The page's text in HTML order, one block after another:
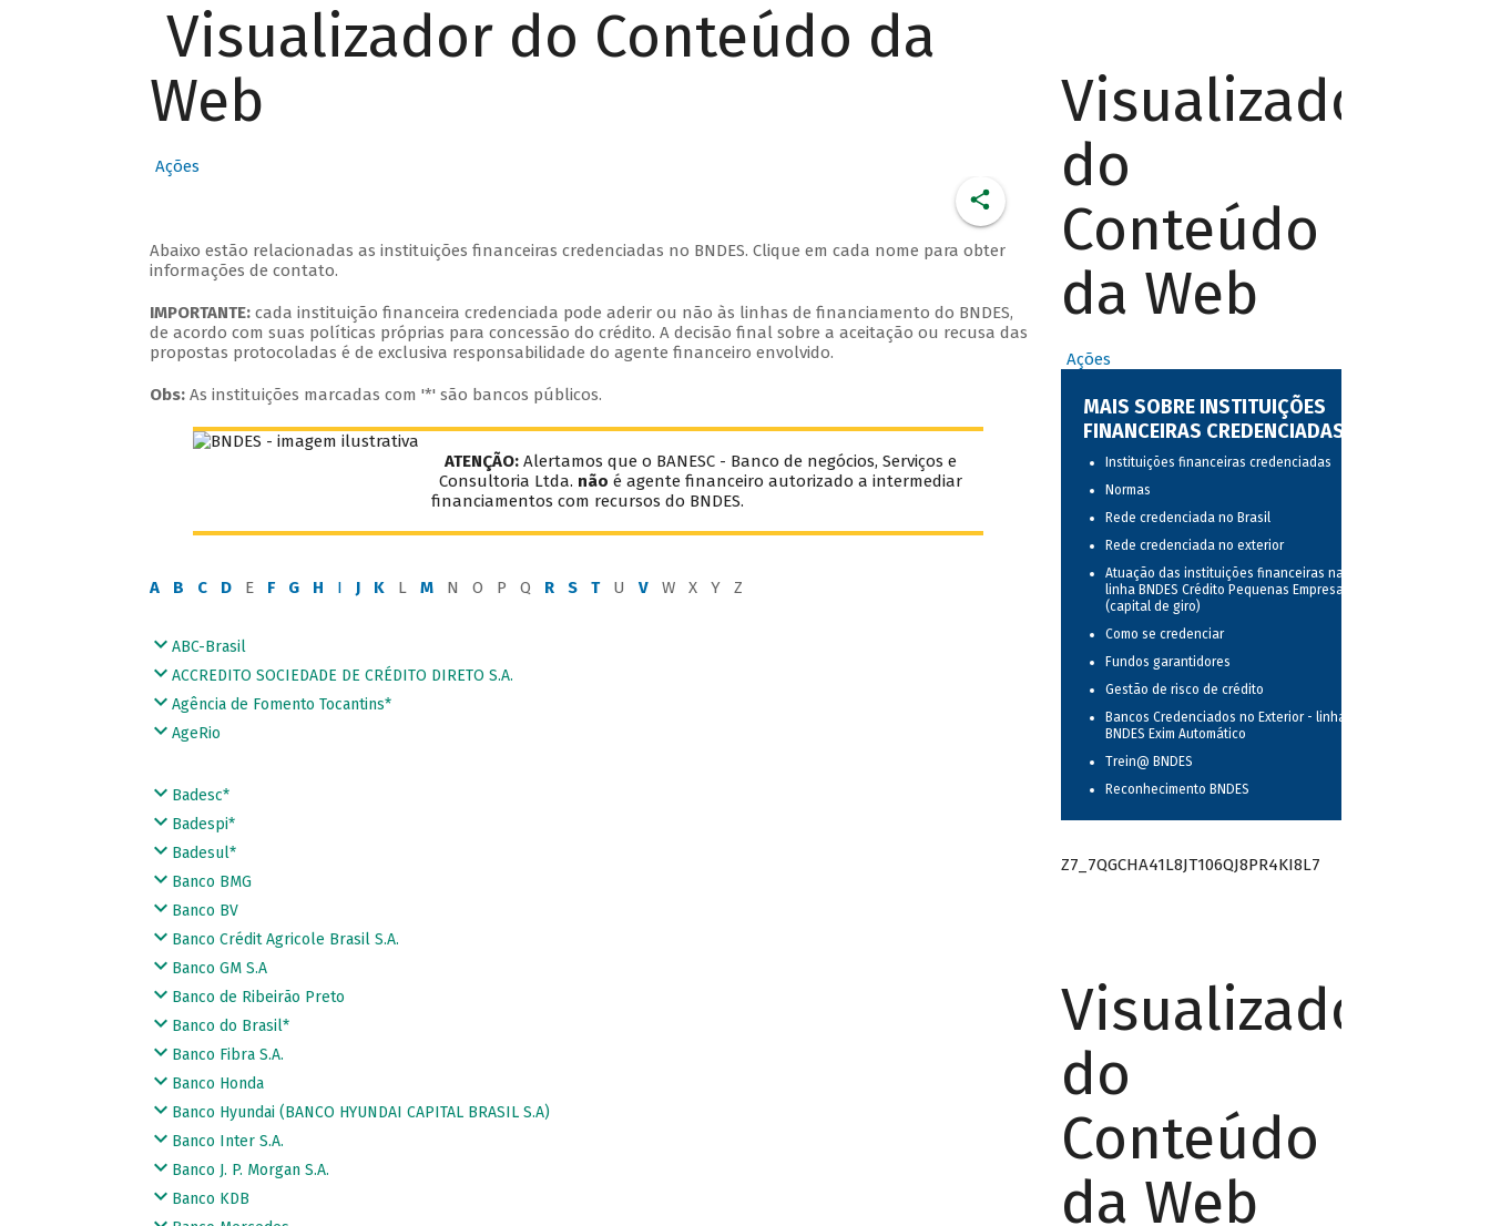
Visualizador do Conteúdo da
Web
Ações
Abaixo estão relacionadas as instituições financeiras credenciadas no BNDES. Clique em cada nome para obter
informações de contato.
IMPORTANTE: cada instituição financeira credenciada pode aderir ou não às linhas de financiamento do BNDES,
de acordo com suas políticas próprias para concessão do crédito. A decisão final sobre a aceitação ou recusa das
propostas protocoladas é de exclusiva responsabilidade do agente financeiro envolvido.
Obs: As instituições marcadas com '*' são bancos públicos.
ATENÇÃO: Alertamos que o BANESC - Banco de negócios, Serviços e
Consultoria Ltda. não é agente financeiro autorizado a intermediar
financiamentos com recursos do BNDES.
A B C DE F G H I J KL MN O P Q R S TU VW X Y Z
ABC-Brasil
ACCREDITO SOCIEDADE DE CRÉDITO DIRETO S.A.
Agência de Fomento Tocantins*
AgeRio
Badesc*
Badespi*
Badesul*
Banco BMG
Banco BV
Banco Crédit Agricole Brasil S.A.
Banco GM S.A
Banco de Ribeirão Preto
Banco do Brasil*
Banco Fibra S.A.
Banco Honda
Banco Hyundai (BANCO HYUNDAI CAPITAL BRASIL S.A)
Banco Inter S.A.
Banco J. P. Morgan S.A.
Banco KDB
Visualizador
do
Conteúdo
da Web
Ações
MAIS SOBRE INSTITUIÇÕES
FINANCEIRAS CREDENCIADAS
Instituições financeiras credenciadas
Normas
Rede credenciada no Brasil
Rede credenciada no exterior
Atuação das instituições financeiras na
linha BNDES Crédito Pequenas Empresas
(capital de giro)
Como se credenciar
Fundos garantidores
Gestão de risco de crédito
Bancos Credenciados no Exterior - linha
BNDES Exim Automático
Trein@ BNDES
Reconhecimento BNDES
Z7_7QGCHA41L8JT106QJ8PR4KI8L7
Visualizador
do
Conteúdo
da Web